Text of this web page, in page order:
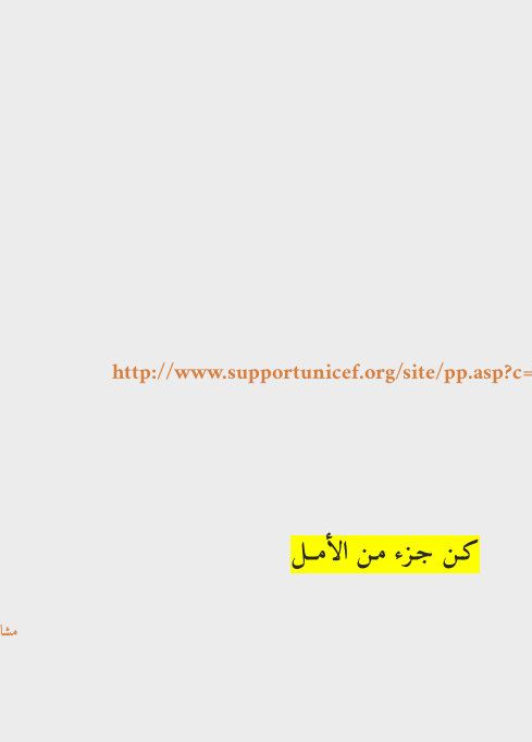
http://www.supportunicef.org/site/
كـن جـزء مـن الأمــل